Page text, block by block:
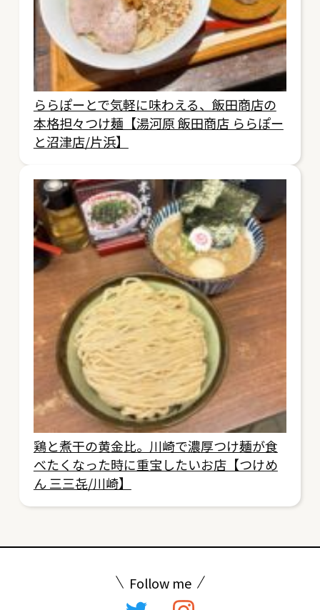
ららぽーとで気軽に味わえる、飯田商店の
本格担々つけ麺【湯河原 飯田商店 ららぽー
と沼津店/片浜】
鶏と煮干の黄金比。川崎で濃厚つけ麺が食
べたくなった時に重宝したいお店【つけめ
ん 三三㐂/川崎】
Follow me